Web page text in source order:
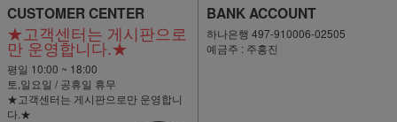
CUSTOMER CENTER
★고객센터는 게시판으로
만 운영합니다.★
평일 10:00 ~ 18:00
토,일요일 / 공휴일 휴무
★고객센터는 게시판으로만 운영합니
다.★
BANK ACCOUNT
하나은행 497-910006-02505
예금주 : 주홍진